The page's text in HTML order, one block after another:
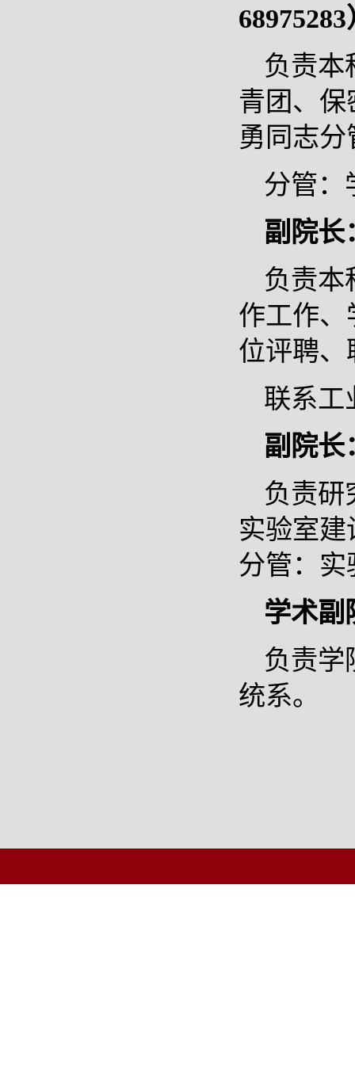
68975283
负责本
青团、
勇同志
分管：
副院长
负责本
作工作、
位评聘、
联系工
副院长
负责研
实验室
分管：实
学术副
负责学
统系。